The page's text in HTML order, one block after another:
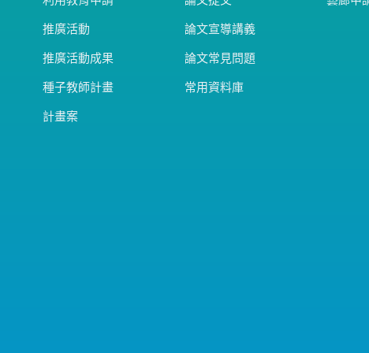
推廣活動
推廣活動成果
種子教師計畫
計畫案
論文宣導講義
論文常見問題
常用資料庫